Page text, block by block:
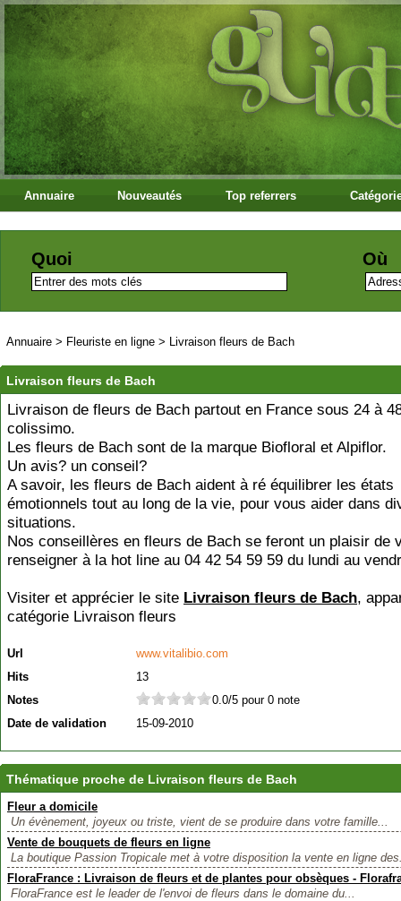
Annuaire Nouveautés Top referrers
Quoi Où
Annuaire > Fleuriste en ligne > Livraison fleurs de Bach
Livraison fleurs de Bach
Livraison de fleurs de Bach partout en France sous 24 à
colissimo.
Les fleurs de Bach sont de la marque Biofloral et Alpiflor.
Un avis? un conseil?
A savoir, les fleurs de Bach aident à ré équilibrer les états
émotionnels tout au long de la vie, pour vous aider dans
situations.
Nos conseillères en fleurs de Bach se feront un plaisir de
renseigner à la hot line au 04 42 54 59 59 du lundi au
Visiter et apprécier le site Livraison fleurs de Bach,
catégorie Livraison fleurs
Url
www.vitalibio.com
Hits
13
Notes
0.0/5 pour 0 note
Date de validation
15-09-2010
Thématique proche de Livraison fleurs de Bach
Fleur a domicile
Un évènement, joyeux ou triste, vient de se produire dans votre famille...
Vente de bouquets de fleurs en ligne
La boutique Passion Tropicale met à votre disposition la vente en ligne
FloraFrance : Livraison de fleurs et de plantes pour obsèques -
FloraFrance est le leader de l'envoi de fleurs dans le domaine du...